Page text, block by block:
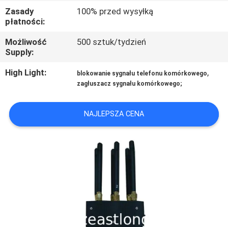
SKONTAKTUJ
SIĘ
Z
NAMI
SPRAWY
Zasady
płatności:
100% przed wysyłką
Możliwość
Supply:
500 sztuk/tydzień
High Light: blokowanie sygnału telefonu komórkowego,
zagłuszacz sygnału komórkowego;
NAJLEPSZA CENA